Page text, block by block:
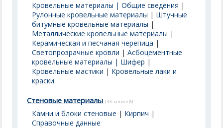
Кровельные материалы | Общие сведения |
Рулонные кровельные материалы | Штучные
битумные кровельные материалы |
Металлические кровельные материалы |
Керамическая и песчаная черепица |
Светопрозрачные кровли |Асбоцементные
кровельные материалы | Шифер |
Кровельные мастики | Кровельные лаки и
краски
Стеновые материалы (33 записей)
Камни и блоки стеновые | Кирпич |
Справочные данные